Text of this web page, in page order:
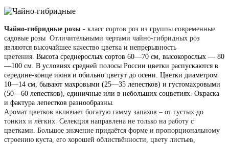
Чайно-гибридные розы - класс сортов роз из группы современные
садовые розы Отличительными чертами чайно-гибридных роз
являются высочайшее качество цветка и непрерывность
цветения. Высота среднерослых сортов 60—70 см, высокорослых — 80
—100 см. В условиях средней полосы России цветки распускаются в
середине-конце июня и обильно цветут до осени. Цветки диаметром
10—14 см, бывают махровыми (25—35 лепестков) и густомахровыми
(50—60 лепестков), единичные или в небольших соцветиях. Окраска
и фактура лепестков разнообразны.
Аромат цветков включает богатую гамму запахов – от густых до
тонких и лёгких. Селекция направлена не только на работу с
цветками. Большое значение придаётся форме и пропорциональному
строению куста, его хорошей облиствённости, цвету листьев,